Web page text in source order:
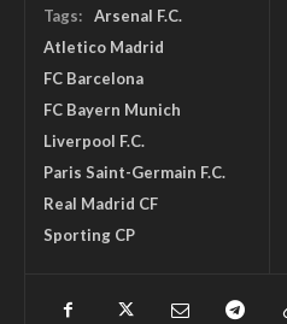
Tags:
Arsenal F.C.
Atletico Madrid
FC Barcelona
FC Bayern Munich
Liverpool F.C.
Paris Saint-Germain F.C.
Real Madrid CF
Sporting CP